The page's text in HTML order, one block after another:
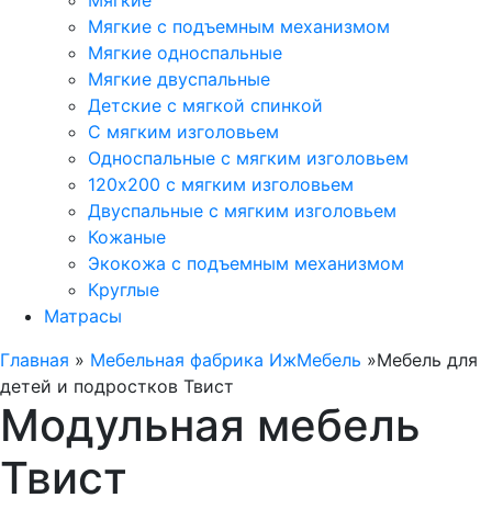
Мягкие с подъемным механизмом
Мягкие односпальные
Мягкие двуспальные
Детские с мягкой спинкой
С мягким изголовьем
Односпальные с мягким изголовьем
120х200 с мягким изголовьем
Двуспальные с мягким изголовьем
Кожаные
Экокожа с подъемным механизмом
Круглые
Матрасы
Главная » Мебельная фабрика ИжМебель »Мебель для
детей и подростков Твист
Модульная мебель
Твист